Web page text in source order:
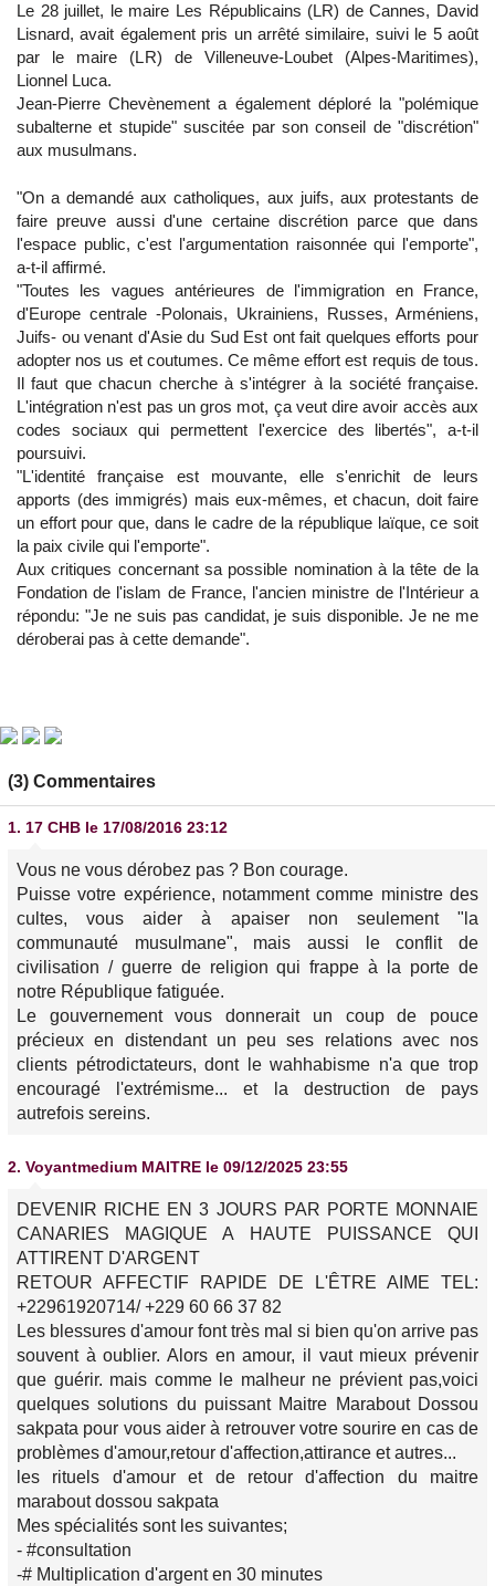
Le 28 juillet, le maire Les Républicains (LR) de Cannes, David
Lisnard, avait également pris un arrêté similaire, suivi le 5 août
par le maire (LR) de Villeneuve-Loubet (Alpes-Maritimes),
Lionnel Luca.
Jean-Pierre Chevènement a également déploré la "polémique
subalterne et stupide" suscitée par son conseil de "discrétion"
aux musulmans.
"On a demandé aux catholiques, aux juifs, aux protestants de
faire preuve aussi d'une certaine discrétion parce que dans
l'espace public, c'est l'argumentation raisonnée qui l'emporte",
a-t-il affirmé.
"Toutes les vagues antérieures de l'immigration en France,
d'Europe centrale -Polonais, Ukrainiens, Russes, Arméniens,
Juifs- ou venant d'Asie du Sud Est ont fait quelques efforts pour
adopter nos us et coutumes. Ce même effort est requis de tous.
Il faut que chacun cherche à s'intégrer à la société française.
L'intégration n'est pas un gros mot, ça veut dire avoir accès aux
codes sociaux qui permettent l'exercice des libertés", a-t-il
poursuivi.
"L'identité française est mouvante, elle s'enrichit de leurs
apports (des immigrés) mais eux-mêmes, et chacun, doit faire
un effort pour que, dans le cadre de la république laïque, ce soit
la paix civile qui l'emporte".
Aux critiques concernant sa possible nomination à la tête de la
Fondation de l'islam de France, l'ancien ministre de l'Intérieur a
répondu: "Je ne suis pas candidat, je suis disponible. Je ne me
déroberai pas à cette demande".
(3) Commentaires
1. 17 CHB le 17/08/2016 23:12
Vous ne vous dérobez pas ? Bon courage.
Puisse votre expérience, notamment comme ministre des
cultes, vous aider à apaiser non seulement "la
communauté musulmane", mais aussi le conflit de
civilisation / guerre de religion qui frappe à la porte de
notre République fatiguée.
Le gouvernement vous donnerait un coup de pouce
précieux en distendant un peu ses relations avec nos
clients pétrodictateurs, dont le wahhabisme n'a que trop
encouragé l'extrémisme... et la destruction de pays
autrefois sereins.
2. Voyantmedium MAITRE le 09/12/2025 23:55
DEVENIR RICHE EN 3 JOURS PAR PORTE MONNAIE
CANARIES MAGIQUE A HAUTE PUISSANCE QUI
ATTIRENT D'ARGENT
RETOUR AFFECTIF RAPIDE DE L'ÊTRE AIME TEL:
+22961920714/ +229 60 66 37 82
Les blessures d'amour font très mal si bien qu'on arrive pas
souvent à oublier. Alors en amour, il vaut mieux prévenir
que guérir. mais comme le malheur ne prévient pas,voici
quelques solutions du puissant Maitre Marabout Dossou
sakpata pour vous aider à retrouver votre sourire en cas de
problèmes d'amour,retour d'affection,attirance et autres...
les rituels d'amour et de retour d'affection du maitre
marabout dossou sakpata
Mes spécialités sont les suivantes;
- #consultation
-# Multiplication d'argent en 30 minutes